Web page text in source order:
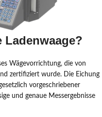
Ladenwaage?
Wägevorrichtung, die von
zertifiziert wurde. Die Eichung
vorgeschriebener
und genaue Messergebnisse